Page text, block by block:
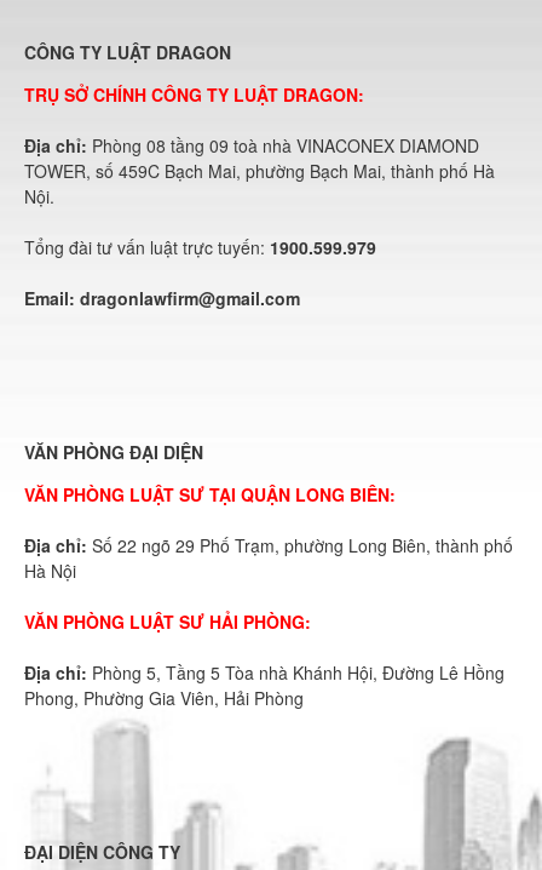
CÔNG TY LUẬT DRAGON
TRỤ SỞ CHÍNH CÔNG TY LUẬT DRAGON:
Địa chỉ: Phòng 08 tầng 09 toà nhà VINACONEX DIAMOND
TOWER, số 459C Bạch Mai, phường Bạch Mai, thành phố Hà
Nội.
Tổng đài tư vấn luật trực tuyến: 1900.599.979
Email: dragonlawfirm@gmail.com
VĂN PHÒNG ĐẠI DIỆN
VĂN PHÒNG LUẬT SƯ TẠI QUẬN LONG BIÊN:
Địa chỉ: Số 22 ngõ 29 Phố Trạm, phường Long Biên, thành phố
Hà Nội
VĂN PHÒNG LUẬT SƯ HẢI PHÒNG:
Địa chỉ: Phòng 5, Tầng 5 Tòa nhà Khánh Hội, Đường Lê Hồng
Phong, Phường Gia Viên, Hải Phòng
ĐẠI DIỆN CÔNG TY